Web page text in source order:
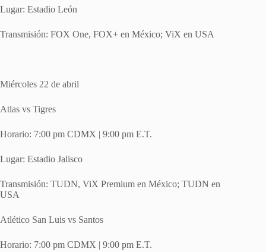
Lugar: Estadio León
Transmisión: FOX One, FOX+ en México; ViX en USA
Miércoles 22 de abril
Atlas vs Tigres
Horario: 7:00 pm CDMX | 9:00 pm E.T.
Lugar: Estadio Jalisco
Transmisión: TUDN, ViX Premium en México; TUDN en
USA
Atlético San Luis vs Santos
Horario: 7:00 pm CDMX | 9:00 pm E.T.